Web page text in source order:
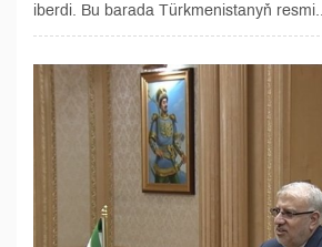
iberdi. Bu barada Türkmenistanyň resmi...